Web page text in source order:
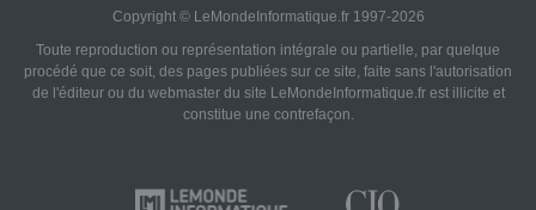
Copyright © LeMondeInformatique.fr 1997-2026
Toute reproduction ou représentation intégrale ou partielle, par quelque
procédé que ce soit, des pages publiées sur ce site, faite sans l'autorisation
de l'éditeur ou du webmaster du site LeMondeInformatique.fr est illicite et
constitue une contrefaçon.